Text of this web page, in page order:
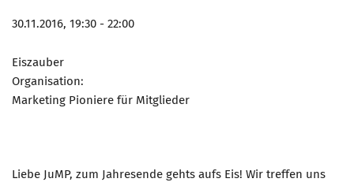
30.11.2016, 19:30 - 22:00
Eiszauber
Organisation:
Marketing Pioniere für Mitglieder
Liebe JuMP, zum Jahresende gehts aufs Eis! Wir treffen uns